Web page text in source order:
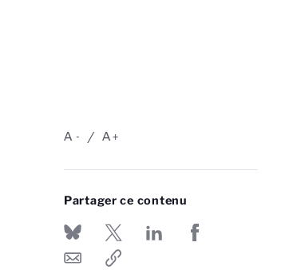
-
A +
A
Partager ce contenu